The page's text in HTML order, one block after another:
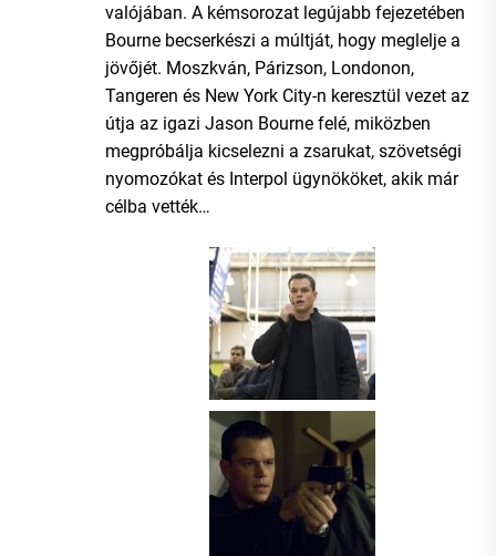
valójában. A kémsorozat legújabb fejezetében
Bourne becserkészi a múltját, hogy meglelje a
jövőjét. Moszkván, Párizson, Londonon,
Tangeren és New York City-n keresztül vezet az
útja az igazi Jason Bourne felé, miközben
megpróbálja kicselezni a zsarukat, szövetségi
nyomozókat és Interpol ügynököket, akik már
célba vették…